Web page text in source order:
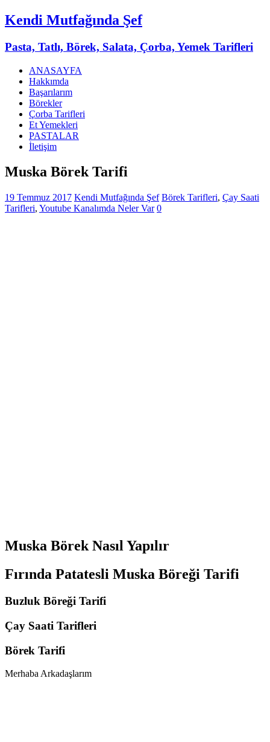
Kendi Mutfağında Şef
Pasta, Tatlı, Börek, Salata, Çorba, Yemek Tarifleri
ANASAYFA
Hakkımda
Başarılarım
Börekler
Çorba Tarifleri
Et Yemekleri
PASTALAR
İletişim
Muska Börek Tarifi
19 Temmuz 2017 Kendi Mutfağında Şef Börek Tarifleri, Çay Saati
Tarifleri, Youtube Kanalımda Neler Var 0
Muska Börek Nasıl Yapılır
Fırında Patatesli Muska Böreği Tarifi
Buzluk Böreği Tarifi
Çay Saati Tarifleri
Börek Tarifi
Merhaba Arkadaşlarım